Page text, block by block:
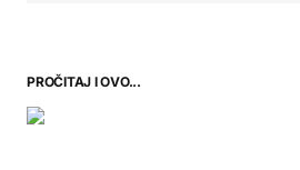
PROČITAJ I OVO...